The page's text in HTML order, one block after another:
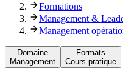
Formations
Management &
Management
Domaine
Management
Formats
Cours pratique